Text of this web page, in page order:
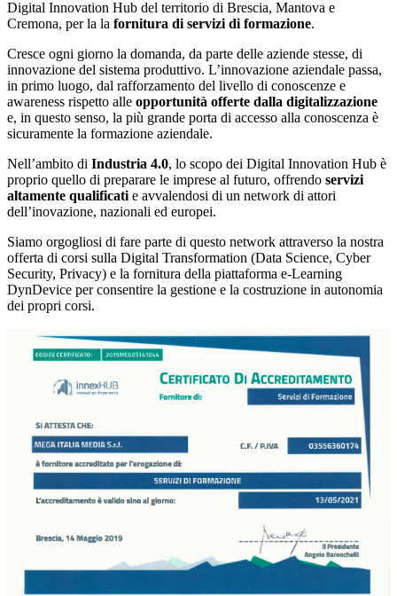
Digital Innovation Hub del territorio di Brescia, Mantova e
Cremona, per la la fornitura di servizi di formazione.
Cresce ogni giorno la domanda, da parte delle aziende stesse, di
innovazione del sistema produttivo. L’innovazione aziendale passa,
in primo luogo, dal rafforzamento del livello di conoscenze e
awareness rispetto alle opportunità offerte dalla digitalizzazione
e, in questo senso, la più grande porta di accesso alla conoscenza è
sicuramente la formazione aziendale.
Nell’ambito di Industria 4.0, lo scopo dei Digital Innovation Hub è
proprio quello di preparare le imprese al futuro, offrendo servizi
altamente qualificati e avvalendosi di un network di attori
dell’inovazione, nazionali ed europei.
Siamo orgogliosi di fare parte di questo network attraverso la nostra
offerta di corsi sulla Digital Transformation (Data Science, Cyber
Security, Privacy) e la fornitura della piattaforma e-Learning
DynDevice per consentire la gestione e la costruzione in autonomia
dei propri corsi.